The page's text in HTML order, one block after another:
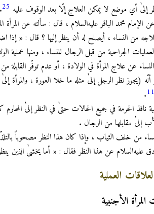
إلىٰ أي موضع لا يمكن العلاج إلّا بعد الوقوف عليه 25
.
الإمام محمد الباقر عليه‌السلام ، قال : سألته عن
من النساء ، أيصلح له أن ينظر إليها ؟ قال : « إذا
الجراحية من قبل الرجال للنساء ، ومنها عملية
عن علاج المرأة في الولادة ، أو عدم توفّر القابلة
أنّه (يجوز نظر الرجل إلىٰ مثله ما خلا العورة ،
11
.
نافذ الحرمة في جميع الحالات حتىٰ في النظر إلىٰ
إلىٰ مقابلها من الرجال .
من خلف الثياب ، وإذا كان هذا النظر مصحوباً
عليه‌السلام عن هذا النظر فقال : « أما يخشىٰ الذين
العملية